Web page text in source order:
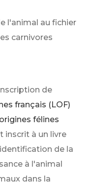
l'animal au fichier
carnivores
de
français (LOF)
félines
inscrit à un livre
de la
à l'animal
dans la